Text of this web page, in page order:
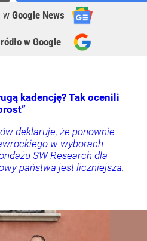
w Google News
w Google
kadencję? Tak ocenili
deklaruje, że ponownie
w wyborach
SW Research dla
państwa jest liczniejsza.